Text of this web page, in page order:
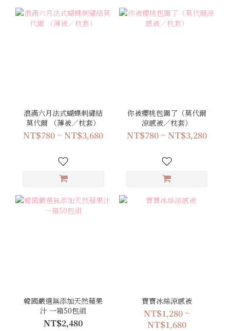
浪滿六月法式蝴蝶刺繡結
莫代爾 （薄被／枕套）
NT$780 ~ NT$3,680
你被櫻桃包圍了（莫代爾
涼感被／枕套）
NT$780 ~ NT$3,280
韓國嚴選無添加天然蘋果
汁 一箱50包組
NT$2,480
寶寶冰絲涼感被
NT$1,280 ~
NT$1,680